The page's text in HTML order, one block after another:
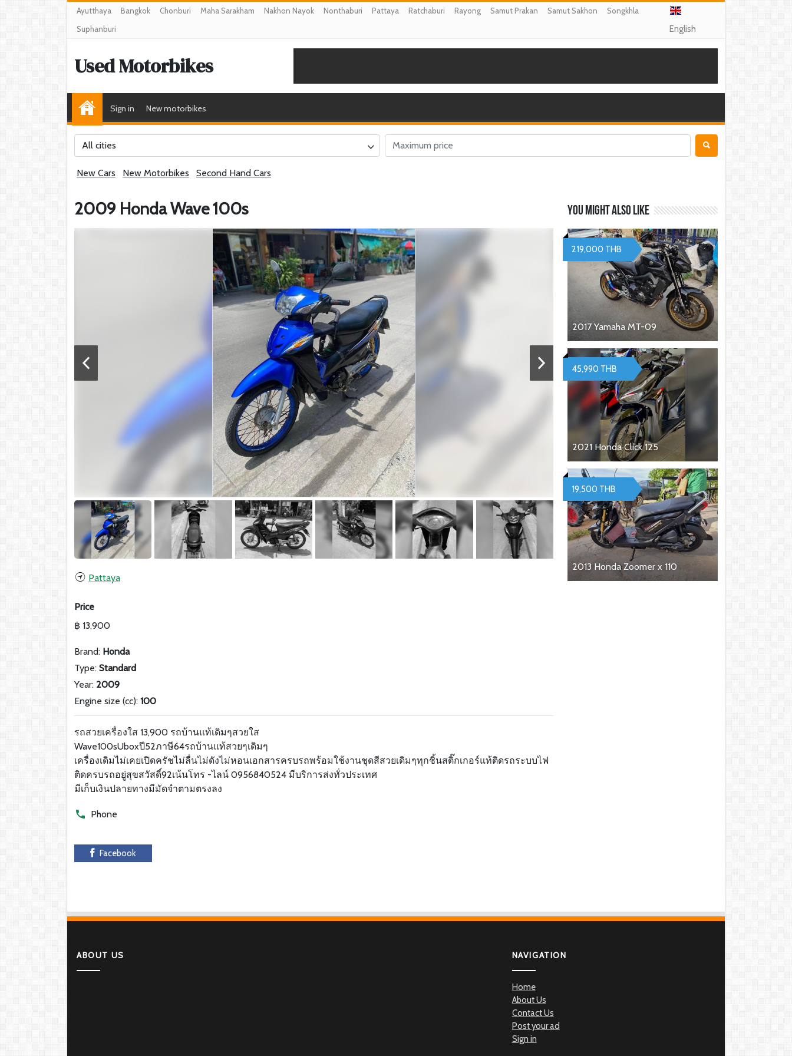
Ayutthaya Bangkok Chonburi Maha Sarakham Nakhon Nayok Nonthaburi Pattaya Ratchaburi Rayong Samut Prakan Samut Sakhon
Songkhla
Suphanburi
English
Used Motorbikes
Sign in New motorbikes
All cities
New Cars New Motorbikes Second Hand Cars
2009 Honda Wave 100s
Pattaya
Price
฿ 13,900
Brand: Honda
Type: Standard
Year: 2009
Engine size (cc): 100
รถสวยเครื่องใส 13,900 รถบ้านแท้เดิมๆสวยใส
Wave100sUboxปี52ภาษี64รถบ้านแท้สวยๆเดิมๆ
เครื่องเดิมไม่เคยเปิดครัชไม่ลื่นไม่ดังไม่หอนเอกสารครบรถพร้อมใช้งานชุดสีสวยเดิมๆทุกชิ้นสติ๊กเกอร์แท้ติดรถระบบไฟ
ติดครบรถอยู่สุขสวัสดิ์92เน้นโทร -ไลน์ 0956840524 มีบริการส่งทั่วประเทศ
มีเก็บเงินปลายทางมีมัดจำตามตรงลง
Phone
Facebook
You might also like
2017 Yamaha MT-09
219,000 THB
2021 Honda Click 125
45,990 THB
2013 Honda Zoomer x 110
19,500 THB
ABOUT US NAVIGATION
Home
About Us
Contact Us
Post your ad
Sign in